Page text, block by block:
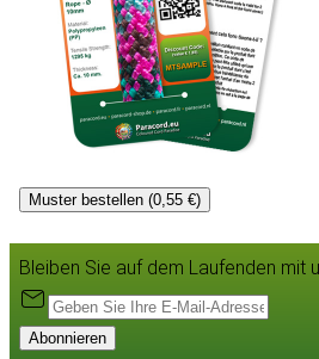
Muster bestellen (0,55 €)
Bleiben Sie auf dem Laufenden mit
Abonnieren